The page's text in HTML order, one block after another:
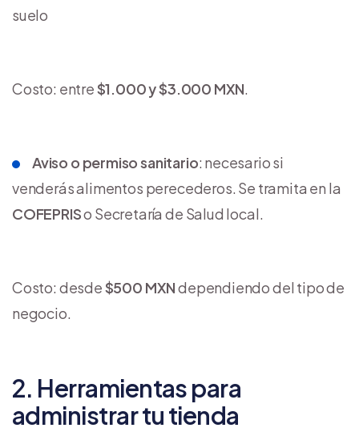
suelo
Costo: entre$1.000 y $3.000 MXN.
Aviso o permiso sanitario: necesario si
venderás alimentos perecederos. Se tramita en la
COFEPRISo Secretaría de Salud local.
Costo: desde$500 MXNdependiendo del tipo de
negocio.
2. Herramientas para
administrar tu tienda